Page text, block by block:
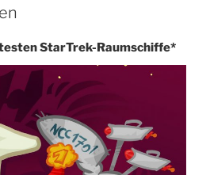
StarTrek-Raumschiffe*